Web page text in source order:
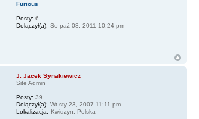
Furious
Posty: 6
Dołączył(a): So paź 08, 2011 10:24 pm
J. Jacek Synakiewicz
Site Admin
Posty: 39
Dołączył(a): Wt sty 23, 2007 11:11 pm
Lokalizacja: Kwidzyn, Polska